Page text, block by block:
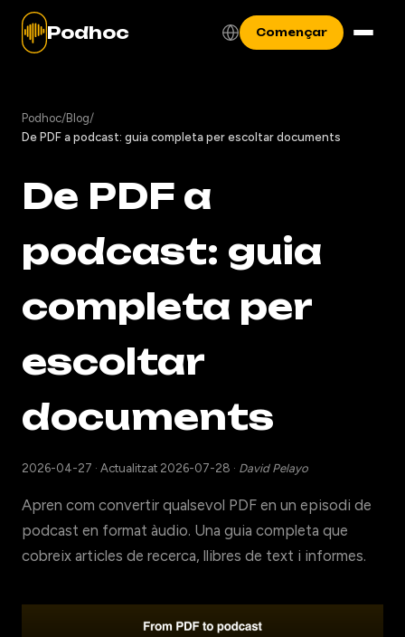
Podhoc Començar
Podhoc/Blog/
De PDF a podcast: guia completa per escoltar documents
De PDF a
podcast: guia
completa per
escoltar
documents
2026-04-27 · Actualitzat 2026-07-28 · David Pelayo
Apren com convertir qualsevol PDF en un episodi de
podcast en format àudio. Una guia completa que
cobreix articles de recerca, llibres de text i informes.